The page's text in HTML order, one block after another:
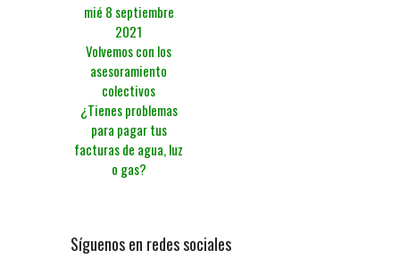
mié 8 septiembre
2021
Volvemos con los
asesoramiento
colectivos
¿Tienes problemas
para pagar tus
facturas de agua, luz
o gas?
Síguenos en redes sociales